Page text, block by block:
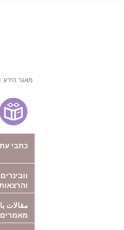
מאגר הידע
כתבי עת
مقالات